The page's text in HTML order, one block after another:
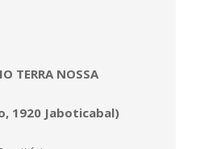
TERRA NOSSA
1920 Jaboticabal)